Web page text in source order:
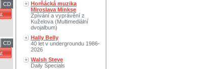
CD
CD
Horňácká muzika
Miroslava Minkse
Zpívání a vyprávění z
Kuželova (Multimediální
dvojalbum)
Hally Belly
40 let v undergroundu 1986-
2026
Walsh Steve
Daily Specials